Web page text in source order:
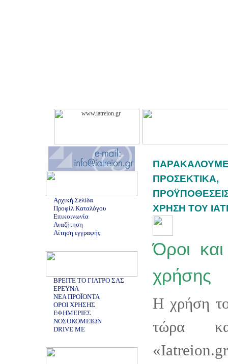
Αρχική Σελίδα
Προφίλ Καταλόγου
Επικοινωνία
Αναζήτηση
Αίτηση εγγραφής
ΒΡΕΙΤΕ ΤΟ ΓΙΑΤΡΟ ΣΑΣ
ΕΡΕΥΝΑ
ΝΕΑ ΠΡΟΪΟΝΤΑ
ΟΡΟΙ ΧΡΗΣΗΣ
ΕΦΗΜΕΡΙΕΣ
ΝΟΣΟΚΟΜΕΙΩΝ
DRIVE ME
ΧΡΗΣΗ ΤΟΥ
Όροι
χρήσης
Η χρήση
τώρα